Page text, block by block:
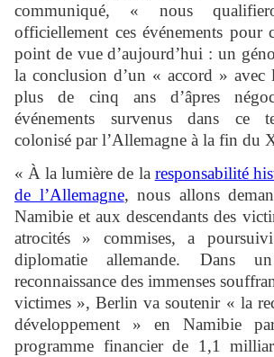
communiqué, « nous
officiellement ces événements pour
point de vue d’aujourd’hui : un
la conclusion d’un « accord » avec
plus de cinq ans d’âpres
événements survenus dans ce
colonisé par l’Allemagne à la fin du
« À la lumière de la responsabilité
de l’Allemagne, nous allons
Namibie et aux descendants des
atrocités » commises, a
diplomatie allemande. Dans
reconnaissance des immenses
victimes », Berlin va soutenir « la
développement » en Namibie
programme financier de 1,1